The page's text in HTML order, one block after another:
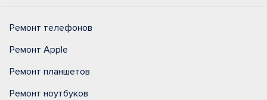
Ремонт телефонов
Ремонт Apple
Ремонт планшетов
Ремонт ноутбуков